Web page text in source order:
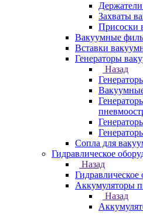
Держатели
Захваты
Присоски
Вакуумные
Вставки
Генераторы
Назад
Сопла для
Гидравлическое
Назад
Гидравлическое
Аккумуляторы
Назад